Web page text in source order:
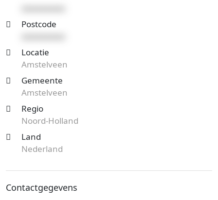
Postcode
Locatie
Amstelveen
Gemeente
Amstelveen
Regio
Noord-Holland
Land
Nederland
Contactgegevens